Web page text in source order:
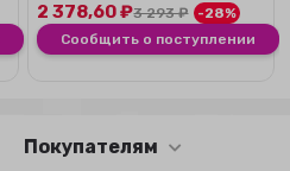
2 378,60₽3 293₽
-28%
Сообщить о поступлении
Покупателям